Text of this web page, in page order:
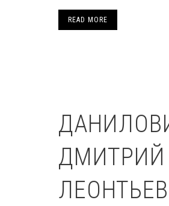
READ MORE
ДМИТРИЙ